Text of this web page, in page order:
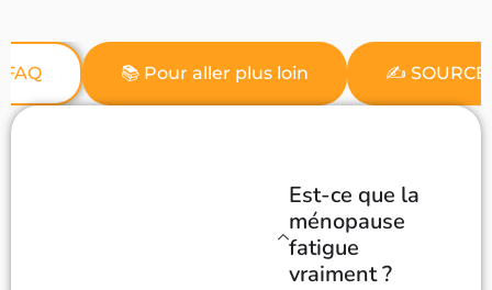
FAQ 📚 Pour aller plus loin ✍️
Est-ce que la
ménopause
fatigue
vraiment ?